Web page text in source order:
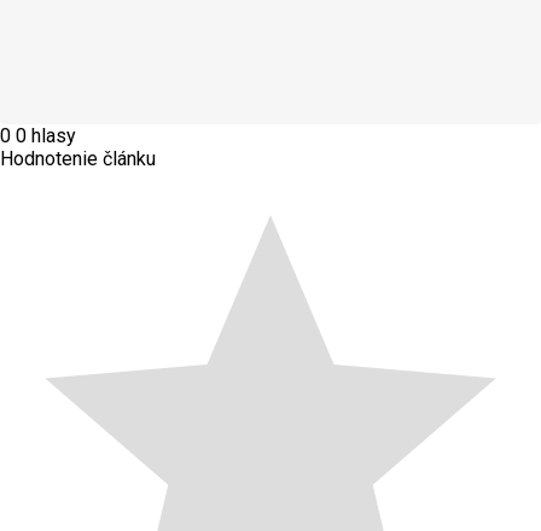
0 0 hlasy
Hodnotenie článku